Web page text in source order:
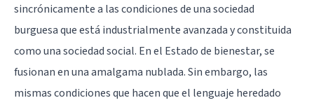
sincrónicamente a las condiciones de una sociedad
burguesa que está industrialmente avanzada y constituida
como una sociedad social. En el Estado de bienestar, se
fusionan en una amalgama nublada. Sin embargo, las
mismas condiciones que hacen que el lenguaje heredado